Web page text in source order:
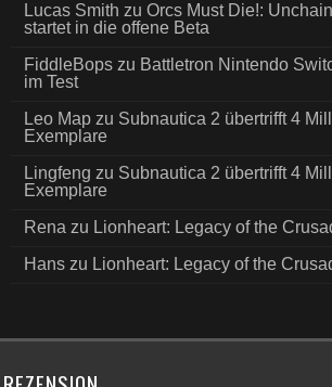
Lucas Smith zu Orcs Must Die!:
startet in die offene Beta
FiddleBops zu Battletron Nintendo
im Test
Leo Map zu Subnautica 2 übertrifft 4
Exemplare
Lingfeng zu Subnautica 2 übertrifft 4
Exemplare
Rena zu Lionheart: Legacy of the
Hans zu Lionheart: Legacy of the